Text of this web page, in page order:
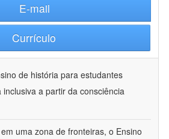
E-mail
Currículo
de história para estudantes
a partir da consciência
uma zona de fronteiras, o Ensino